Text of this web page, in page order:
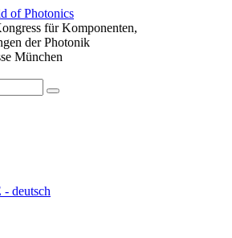
für Komponenten,
der Photonik
München
- deutsch